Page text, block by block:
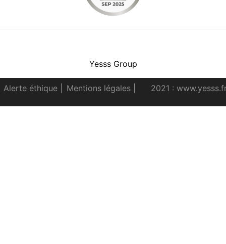
Yesss Group
Alerte éthique Mentions légales 2021 :